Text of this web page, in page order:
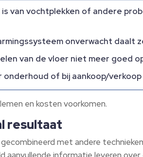
is van vochtplekken of andere
onverwacht daalt
van de vloer niet meer goed
of bij aankoop/verkoop
en kosten voorkomen.
resultaat
met andere